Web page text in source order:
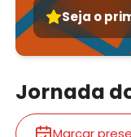
Seja o
Jornada
Marcar